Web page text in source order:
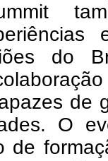
do
de
O
de